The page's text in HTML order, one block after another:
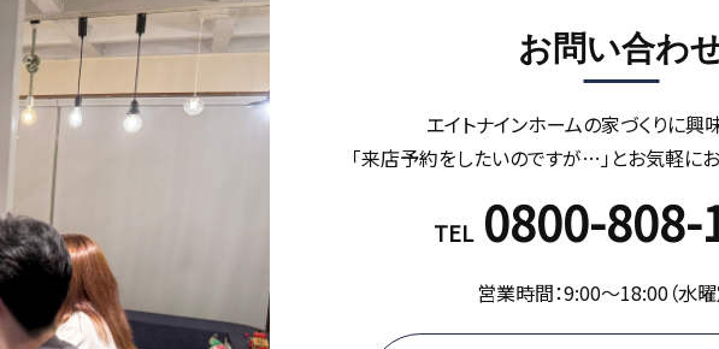
お問い合わ
エイトナインホームの家づくりに興
「来店予約をしたいのですが…」とお気軽に
TEL 0800-808-
営業時間：9:00〜18:00（⽔曜